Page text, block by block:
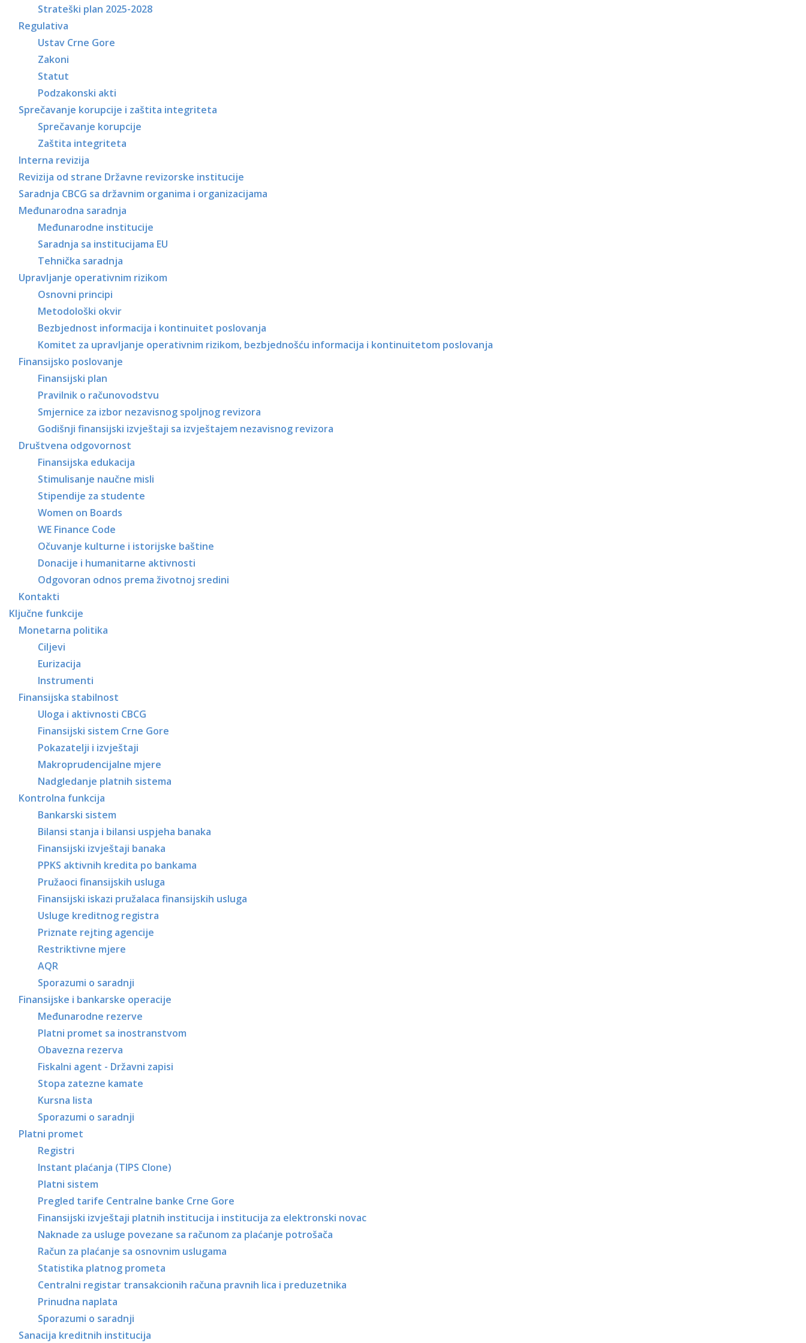
Strateški plan 2025-2028
Regulativa
Ustav Crne Gore
Zakoni
Statut
Podzakonski akti
Sprečavanje korupcije i zaštita integriteta
Sprečavanje korupcije
Zaštita integriteta
Interna revizija
Revizija od strane Državne revizorske institucije
Saradnja CBCG sa državnim organima i organizacijama
Međunarodna saradnja
Međunarodne institucije
Saradnja sa institucijama EU
Tehnička saradnja
Upravljanje operativnim rizikom
Osnovni principi
Metodološki okvir
Bezbjednost informacija i kontinuitet poslovanja
Komitet za upravljanje operativnim rizikom, bezbjednošću informacija i kontinuitetom poslovanja
Finansijsko poslovanje
Finansijski plan
Pravilnik o računovodstvu
Smjernice za izbor nezavisnog spoljnog revizora
Godišnji finansijski izvještaji sa izvještajem nezavisnog revizora
Društvena odgovornost
Finansijska edukacija
Stimulisanje naučne misli
Stipendije za studente
Women on Boards
WE Finance Code
Očuvanje kulturne i istorijske baštine
Donacije i humanitarne aktivnosti
Odgovoran odnos prema životnoj sredini
Kontakti
Ključne funkcije
Monetarna politika
Ciljevi
Eurizacija
Instrumenti
Finansijska stabilnost
Uloga i aktivnosti CBCG
Finansijski sistem Crne Gore
Pokazatelji i izvještaji
Makroprudencijalne mjere
Nadgledanje platnih sistema
Kontrolna funkcija
Bankarski sistem
Bilansi stanja i bilansi uspjeha banaka
Finansijski izvještaji banaka
PPKS aktivnih kredita po bankama
Pružaoci finansijskih usluga
Finansijski iskazi pružalaca finansijskih usluga
Usluge kreditnog registra
Priznate rejting agencije
Restriktivne mjere
AQR
Sporazumi o saradnji
Finansijske i bankarske operacije
Međunarodne rezerve
Platni promet sa inostranstvom
Obavezna rezerva
Fiskalni agent - Državni zapisi
Stopa zatezne kamate
Kursna lista
Sporazumi o saradnji
Platni promet
Registri
Instant plaćanja (TIPS Clone)
Platni sistem
Pregled tarife Centralne banke Crne Gore
Finansijski izvještaji platnih institucija i institucija za elektronski novac
Naknade za usluge povezane sa računom za plaćanje potrošača
Račun za plaćanje sa osnovnim uslugama
Statistika platnog prometa
Centralni registar transakcionih računa pravnih lica i preduzetnika
Prinudna naplata
Sporazumi o saradnji
Sanacija kreditnih institucija